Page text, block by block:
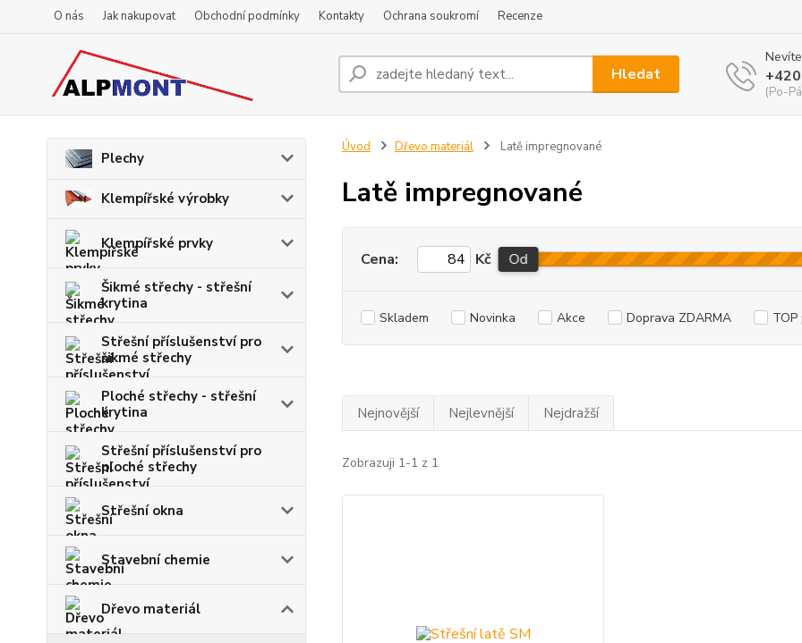
O nás Jak nakupovat Obchodní podmínky Kontakty Ochrana soukromí Recenze
Hledat
(Po-
Plechy
Klempířské výrobky
Klempířské prvky
Šikmé střechy - střešní
krytina
Střešní příslušenství pro
šikmé střechy
Ploché střechy - střešní
krytina
Střešní příslušenství pro
ploché střechy
Střešní okna
Stavební chemie
Dřevo materiál
Úvod Dřevo materiál Latě impregnované
Latě impregnované
Cena: Kč Od
Skladem Novinka Akce Doprava ZDARMA
Nejnovější Nejlevnější Nejdražší
Zobrazuji 1-1 z 1